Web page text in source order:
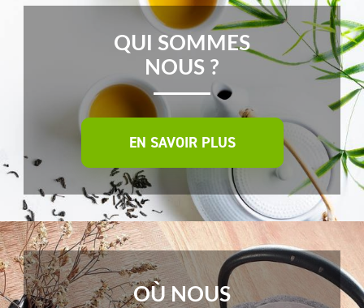
QUI SOMMES
NOUS ?
EN SAVOIR PLUS
OÙ NOUS